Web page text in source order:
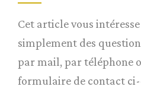
Cet article vous
simplement des
par mail, par téléphone
formulaire de contact ci-